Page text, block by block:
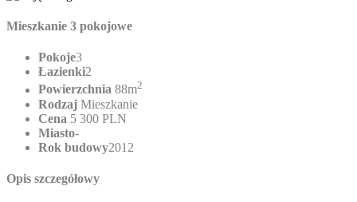
Mieszkanie 3 pokojowe
Pokoje3
Łazienki2
Powierzchnia 88m2
Rodzaj Mieszkanie
Cena 5 300 PLN
Miasto-
Rok budowy2012
Opis szczegółowy